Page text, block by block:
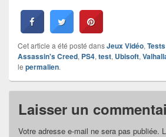
Cet article a été posté dansJeux Vidéo, Tests
Assassin's Creed, PS4, test, Ubisoft,
le permalien.
Laisser un
Votre adresse e-mail ne sera pas publiée.